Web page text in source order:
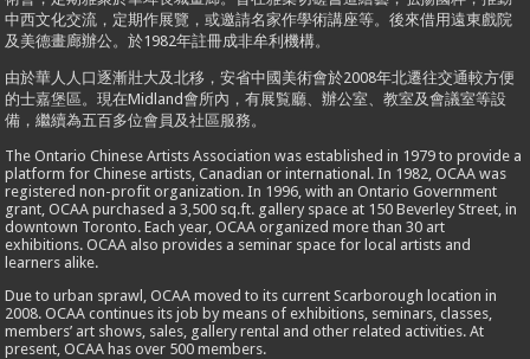
中西文化交流，定期作展覽，或邀請名家作學術講座等。後來借用遠東戲院
及美德畫廊辦公。於1982年註冊成非牟利機構。
由於華人人口逐漸壯大及北移，安省中國美術會於2008年北遷往交通較方便
的士嘉堡區。現在Midland會所內，有展覧廳、辦公室、教室及會議室等設
備，繼續為五百多位會員及社區服務。
The Ontario Chinese Artists Association was established in 1979 to provide a
platform for Chinese artists, Canadian or international. In 1982, OCAA was
registered non-profit organization. In 1996, with an Ontario Government
grant, OCAA purchased a 3,500 sq.ft. gallery space at 150 Beverley Street, in
downtown Toronto. Each year, OCAA organized more than 30 art
exhibitions. OCAA also provides a seminar space for local artists and
learners alike.
Due to urban sprawl, OCAA moved to its current Scarborough location in
2008. OCAA continues its job by means of exhibitions, seminars, classes,
members’ art shows, sales, gallery rental and other related activities. At
present, OCAA has over 500 members.